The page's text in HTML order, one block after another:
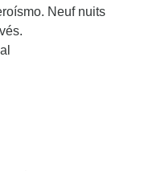
Neuf nuits